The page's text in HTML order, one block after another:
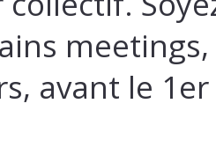
avant le